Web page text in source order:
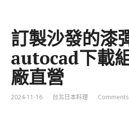
訂製沙發的漆
autocad下載
廠直營
2024-11-16 台北日本料理